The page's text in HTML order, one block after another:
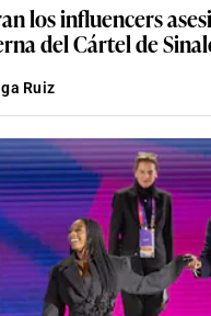
los influencers
del Cártel de
Ruiz